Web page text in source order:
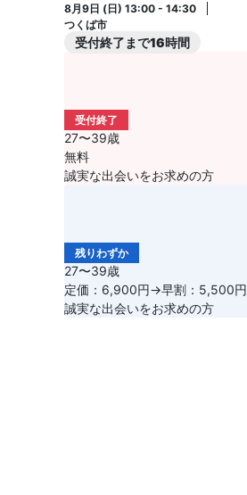
8月9日 (日) 13:00 - 14:30
つくば市
受付終了まで16時間
受付終了
27〜39歳
無料
誠実な出会いをお求めの方
残りわずか
27〜39歳
定価：6,900円→早割：5,500円
誠実な出会いをお求めの方